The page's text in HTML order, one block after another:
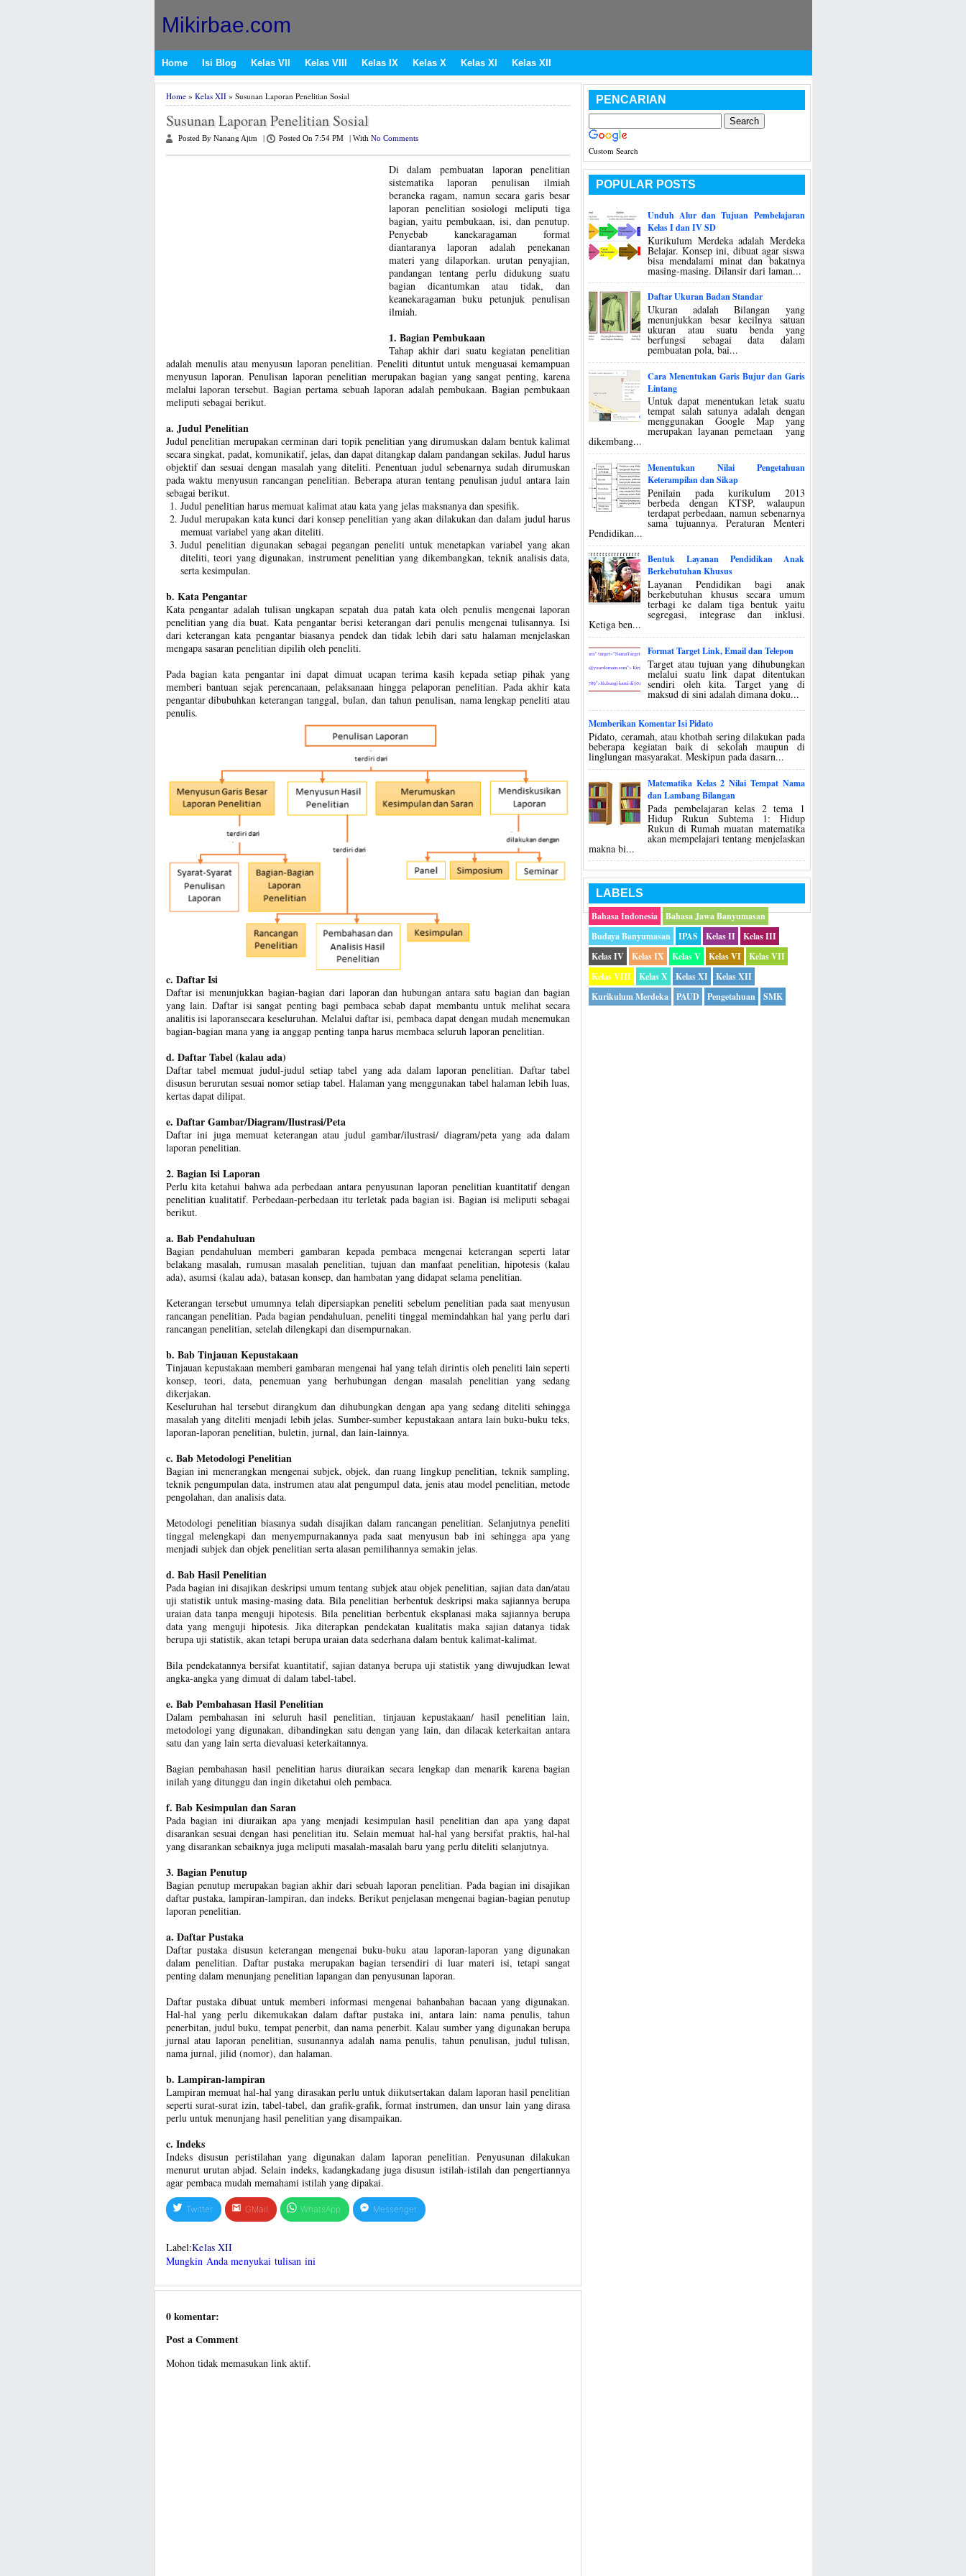
Mikirbae.com
Home Isi Blog Kelas VII Kelas VIII Kelas IX Kelas X Kelas XI Kelas XII
Home» Kelas XII» Susunan Laporan Penelitian Sosial
Susunan Laporan Penelitian Sosial
Posted By Nanang Ajim Posted On 7:54 PM With No Comments
Di dalam pembuatan laporan penelitian
sistematika laporan penulisan ilmiah
beraneka ragam, namun secara garis besar
laporan penelitian sosiologi meliputi tiga
bagian, yaitu pembukaan, isi, dan penutup.
Penyebab kanekaragaman format
diantaranya laporan adalah penekanan
materi yang dilaporkan. urutan penyajian,
pandangan tentang perlu didukung suatu
bagian dicantumkan atau tidak, dan
keanekaragaman buku petunjuk penulisan
ilmiah.
1. Bagian Pembukaan
Tahap akhir dari suatu kegiatan penelitian
adalah menulis atau menyusun laporan penelitian. Peneliti dituntut untuk menguasai kemampuan
menyusun laporan. Penulisan laporan penelitian merupakan bagian yang sangat penting, karena
melalui laporan tersebut. Bagian pertama sebuah laporan adalah pembukaan. Bagian pembukaan
meliputi sebagai berikut.
a. Judul Penelitian
Judul penelitian merupakan cerminan dari topik penelitian yang dirumuskan dalam bentuk kalimat
secara singkat, padat, komunikatif, jelas, dan dapat ditangkap dalam pandangan sekilas. Judul harus
objektif dan sesuai dengan masalah yang diteliti. Penentuan judul sebenarnya sudah dirumuskan
pada waktu menyusun rancangan penelitian. Beberapa aturan tentang penulisan judul antara lain
sebagai berikut.
Judul penelitian harus memuat kalimat atau kata yang jelas maksnanya dan spesifik.
Judul merupakan kata kunci dari konsep penelitian yang akan dilakukan dan dalam judul harus
memuat variabel yang akan diteliti.
Judul penelitian digunakan sebagai pegangan peneliti untuk menetapkan variabel yang akan
diteliti, teori yang digunakan, instrument penelitian yang dikembangkan, teknik analisis data,
serta kesimpulan.
b. Kata Pengantar
Kata pengantar adalah tulisan ungkapan sepatah dua patah kata oleh penulis mengenai laporan
penelitian yang dia buat. Kata pengantar berisi keterangan dari penulis mengenai tulisannya. Isi
dari keterangan kata pengantar biasanya pendek dan tidak lebih dari satu halaman menjelaskan
mengapa sasaran penelitian dipilih oleh peneliti.
Pada bagian kata pengantar ini dapat dimuat ucapan terima kasih kepada setiap pihak yang
memberi bantuan sejak perencanaan, pelaksanaan hingga pelaporan penelitian. Pada akhir kata
pengantar dibubuhkan keterangan tanggal, bulan, dan tahun penulisan, nama lengkap peneliti atau
penulis.
c. Daftar Isi
Daftar isi menunjukkan bagian-bagian dari laporan dan hubungan antara satu bagian dan bagian
yang lain. Daftar isi sangat penting bagi pembaca sebab dapat membantu untuk melihat secara
analitis isi laporansecara keseluruhan. Melalui daftar isi, pembaca dapat dengan mudah menemukan
bagian-bagian mana yang ia anggap penting tanpa harus membaca seluruh laporan penelitian.
d. Daftar Tabel (kalau ada)
Daftar tabel memuat judul-judul setiap tabel yang ada dalam laporan penelitian. Daftar tabel
disusun berurutan sesuai nomor setiap tabel. Halaman yang menggunakan tabel halaman lebih luas,
kertas dapat dilipat.
e. Daftar Gambar/Diagram/Ilustrasi/Peta
Daftar ini juga memuat keterangan atau judul gambar/ilustrasi/ diagram/peta yang ada dalam
laporan penelitian.
2. Bagian Isi Laporan
Perlu kita ketahui bahwa ada perbedaan antara penyusunan laporan penelitian kuantitatif dengan
penelitian kualitatif. Perbedaan-perbedaan itu terletak pada bagian isi. Bagian isi meliputi sebagai
berikut.
a. Bab Pendahuluan
Bagian pendahuluan memberi gambaran kepada pembaca mengenai keterangan seperti latar
belakang masalah, rumusan masalah penelitian, tujuan dan manfaat penelitian, hipotesis (kalau
ada), asumsi (kalau ada), batasan konsep, dan hambatan yang didapat selama penelitian.
Keterangan tersebut umumnya telah dipersiapkan peneliti sebelum penelitian pada saat menyusun
rancangan penelitian. Pada bagian pendahuluan, peneliti tinggal memindahkan hal yang perlu dari
rancangan penelitian, setelah dilengkapi dan disempurnakan.
b. Bab Tinjauan Kepustakaan
Tinjauan kepustakaan memberi gambaran mengenai hal yang telah dirintis oleh peneliti lain seperti
konsep, teori, data, penemuan yang berhubungan dengan masalah penelitian yang sedang
dikerjakan.
Keseluruhan hal tersebut dirangkum dan dihubungkan dengan apa yang sedang diteliti sehingga
masalah yang diteliti menjadi lebih jelas. Sumber-sumber kepustakaan antara lain buku-buku teks,
laporan-laporan penelitian, buletin, jurnal, dan lain-lainnya.
c. Bab Metodologi Penelitian
Bagian ini menerangkan mengenai subjek, objek, dan ruang lingkup penelitian, teknik sampling,
teknik pengumpulan data, instrumen atau alat pengumpul data, jenis atau model penelitian, metode
pengolahan, dan analisis data.
Metodologi penelitian biasanya sudah disajikan dalam rancangan penelitian. Selanjutnya peneliti
tinggal melengkapi dan menyempurnakannya pada saat menyusun bab ini sehingga apa yang
menjadi subjek dan objek penelitian serta alasan pemilihannya semakin jelas.
d. Bab Hasil Penelitian
Pada bagian ini disajikan deskripsi umum tentang subjek atau objek penelitian, sajian data dan/atau
uji statistik untuk masing-masing data. Bila penelitian berbentuk deskripsi maka sajiannya berupa
uraian data tanpa menguji hipotesis. Bila penelitian berbentuk eksplanasi maka sajiannya berupa
data yang menguji hipotesis. Jika diterapkan pendekatan kualitatis maka sajian datanya tidak
berupa uji statistik, akan tetapi berupa uraian data sederhana dalam bentuk kalimat-kalimat.
Bila pendekatannya bersifat kuantitatif, sajian datanya berupa uji statistik yang diwujudkan lewat
angka-angka yang dimuat di dalam tabel-tabel.
e. Bab Pembahasan Hasil Penelitian
Dalam pembahasan ini seluruh hasil penelitian, tinjauan kepustakaan/ hasil penelitian lain,
metodologi yang digunakan, dibandingkan satu dengan yang lain, dan dilacak keterkaitan antara
satu dan yang lain serta dievaluasi keterkaitannya.
Bagian pembahasan hasil penelitian harus diuraikan secara lengkap dan menarik karena bagian
inilah yang ditunggu dan ingin diketahui oleh pembaca.
f. Bab Kesimpulan dan Saran
Pada bagian ini diuraikan apa yang menjadi kesimpulan hasil penelitian dan apa yang dapat
disarankan sesuai dengan hasi penelitian itu. Selain memuat hal-hal yang bersifat praktis, hal-hal
yang disarankan sebaiknya juga meliputi masalah-masalah baru yang perlu diteliti selanjutnya.
3. Bagian Penutup
Bagian penutup merupakan bagian akhir dari sebuah laporan penelitian. Pada bagian ini disajikan
daftar pustaka, lampiran-lampiran, dan indeks. Berikut penjelasan mengenai bagian-bagian penutup
laporan penelitian.
a. Daftar Pustaka
Daftar pustaka disusun keterangan mengenai buku-buku atau laporan-laporan yang digunakan
dalam penelitian. Daftar pustaka merupakan bagian tersendiri di luar materi isi, tetapi sangat
penting dalam menunjang penelitian lapangan dan penyusunan laporan.
Daftar pustaka dibuat untuk memberi informasi mengenai bahanbahan bacaan yang digunakan.
Hal-hal yang perlu dikemukakan dalam daftar pustaka ini, antara lain: nama penulis, tahun
penerbitan, judul buku, tempat penerbit, dan nama penerbit. Kalau sumber yang digunakan berupa
jurnal atau laporan penelitian, susunannya adalah nama penulis, tahun penulisan, judul tulisan,
nama jurnal, jilid (nomor), dan halaman.
b. Lampiran-lampiran
Lampiran memuat hal-hal yang dirasakan perlu untuk diikutsertakan dalam laporan hasil penelitian
seperti surat-surat izin, tabel-tabel, dan grafik-grafik, format instrumen, dan unsur lain yang dirasa
perlu untuk menunjang hasil penelitian yang disampaikan.
c. Indeks
Indeks disusun peristilahan yang digunakan dalam laporan penelitian. Penyusunan dilakukan
menurut urutan abjad. Selain indeks, kadangkadang juga disusun istilah-istilah dan pengertiannya
agar pembaca mudah memahami istilah yang dipakai.
Twitter GMail WhatsApp Messenger
Label:Kelas XII
Mungkin Anda menyukai tulisan ini
0 komentar:
Post a Comment
Mohon tidak memasukan link aktif.
PENCARIAN
Custom Search
POPULAR POSTS
Unduh Alur dan Tujuan Pembelajaran
Kelas I dan IV SD
Kurikulum Merdeka adalah Merdeka
Belajar. Konsep ini, dibuat agar siswa
bisa mendalami minat dan bakatnya
masing-masing. Dilansir dari laman...
Daftar Ukuran Badan Standar
Ukuran adalah Bilangan yang
menunjukkan besar kecilnya satuan
ukuran atau suatu benda yang
berfungsi sebagai data dalam
pembuatan pola, bai...
Cara Menentukan Garis Bujur dan Garis
Lintang
Untuk dapat menentukan letak suatu
tempat salah satunya adalah dengan
menggunakan Google Map yang
merupakan layanan pemetaan yang
dikembang...
Menentukan Nilai Pengetahuan
Keterampilan dan Sikap
Penilain pada kurikulum 2013
berbeda dengan KTSP, walaupun
terdapat perbedaan, namun sebenarnya
sama tujuannya. Peraturan Menteri
Pendidikan...
Bentuk Layanan Pendidikan Anak
Berkebutuhan Khusus
Layanan Pendidikan bagi anak
berkebutuhan khusus secara umum
terbagi ke dalam tiga bentuk yaitu
segregasi, integrase dan inklusi.
Ketiga ben...
Format Target Link, Email dan Telepon
Target atau tujuan yang dihubungkan
melalui suatu link dapat ditentukan
sendiri oleh kita. Target yang di
maksud di sini adalah dimana doku...
Memberikan Komentar Isi Pidato
Pidato, ceramah, atau khotbah sering dilakukan pada
beberapa kegiatan baik di sekolah maupun di
linglungan masyarakat. Meskipun pada dasarn...
Matematika Kelas 2 Nilai Tempat Nama
dan Lambang Bilangan
Pada pembelajaran kelas 2 tema 1
Hidup Rukun Subtema 1: Hidup
Rukun di Rumah muatan matematika
akan mempelajari tentang menjelaskan
makna bi...
LABELS
Bahasa Indonesia
Bahasa Jawa Banyumasan
Budaya Banyumasan
IPAS Kelas II
Kelas III
Kelas IV
Kelas IX Kelas V Kelas VI
Kelas VII
Kelas VIII
Kelas X Kelas XI
Kelas XII
Kurikulum Merdeka
PAUD Pengetahuan SMK